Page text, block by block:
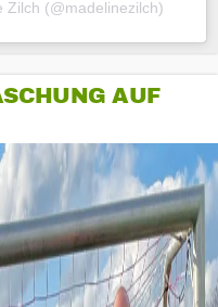
Zilch (@madelinezilch)
AUF